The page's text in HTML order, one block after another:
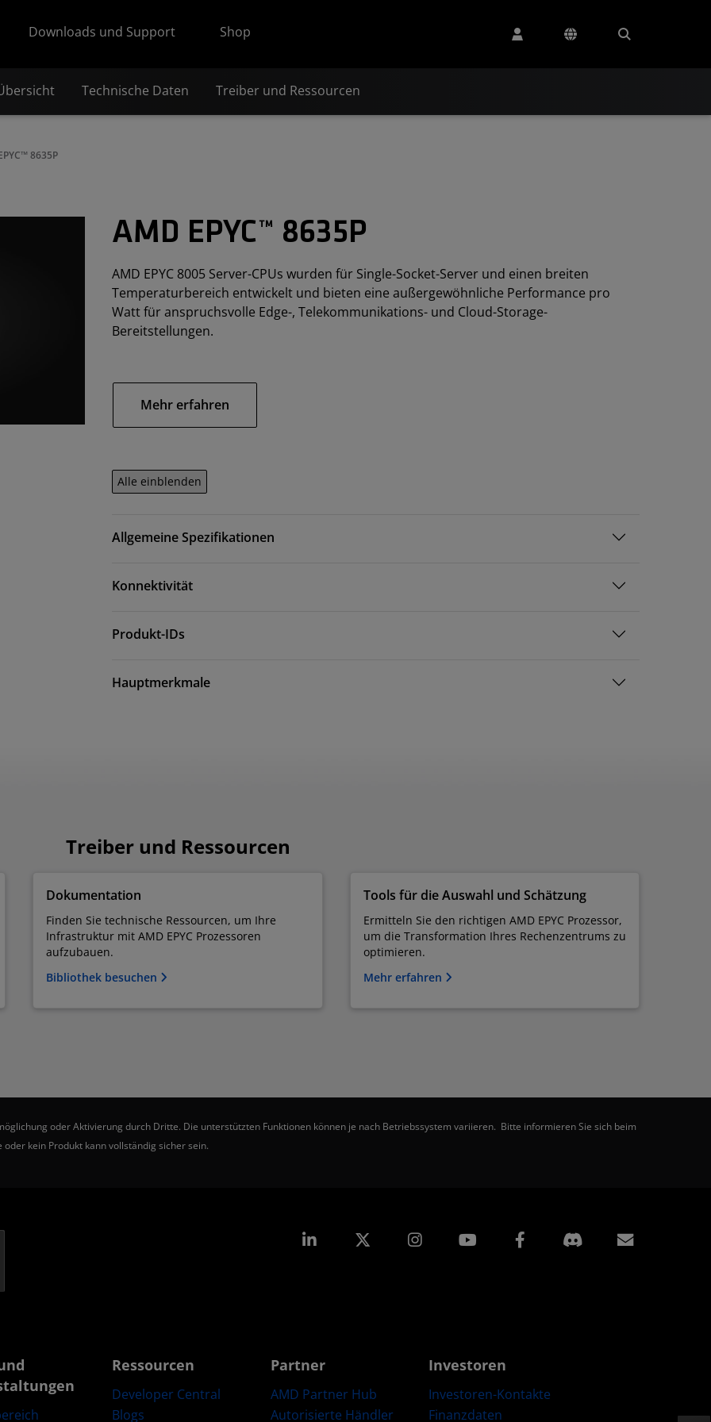
Downloads und Support Shop
Technische Daten Treiber und Ressourcen
8635P
AMD EPYC™ 8635P
AMD EPYC 8005 Server-CPUs wurden für Single-Socket-Server und einen breiten
Temperaturbereich entwickelt und bieten eine außergewöhnliche Performance pro
Watt für anspruchsvolle Edge-, Telekommunikations- und Cloud-Storage-
Bereitstellungen.
Mehr erfahren
Alle einblenden
Allgemeine Spezifikationen
Konnektivität
Produkt-IDs
Hauptmerkmale
Treiber und Ressourcen
Dokumentation
Finden Sie technische Ressourcen, um Ihre
Infrastruktur mit AMD EPYC Prozessoren
aufzubauen.
Bibliothek besuchen
Tools für die Auswahl und Schätzung
Ermitteln Sie den richtigen AMD EPYC Prozessor,
um die Transformation Ihres Rechenzentrums zu
optimieren.
Mehr erfahren
oder Aktivierung durch Dritte. Die unterstützten Funktionen können je nach Betriebssystem variieren. Bitte informieren Sie sich beim
kein Produkt kann vollständig sicher sein.
LinkedIn Instagram Facebook
Ressourcen
Developer Central
Blogs
Partner
AMD Partner Hub
Autorisierte Händler
Investoren
Investoren-Kontakte
Finanzdaten